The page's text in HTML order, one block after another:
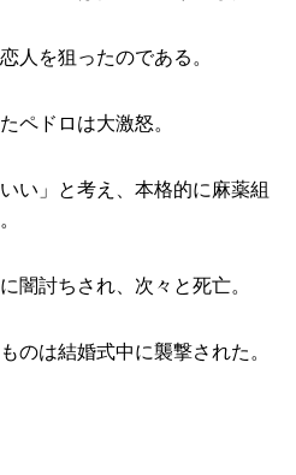
人を狙ったのである。
ペドロは大激怒。
い」と考え、本格的に麻薬組
闇討ちされ、次々と死亡。
のは結婚式中に襲撃された。